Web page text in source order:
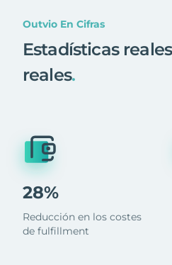
Outvio En Cifras
Estadísticas
reales.
28%
Reducción en los costes
de fulfillment